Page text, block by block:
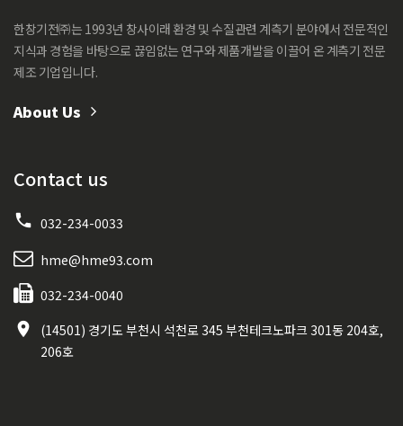
한창기전㈜는 1993년 창사이래 환경 및 수질관련 계측기 분야에서 전문적인
지식과 경험을 바탕으로 끊임없는 연구와 제품개발을 이끌어 온 계측기 전문
제조 기업입니다.
About Us
Contact us
032-234-0033
hme@hme93.com
032-234-0040
(14501) 경기도 부천시 석천로 345 부천테크노파크 301동 204호,
206호